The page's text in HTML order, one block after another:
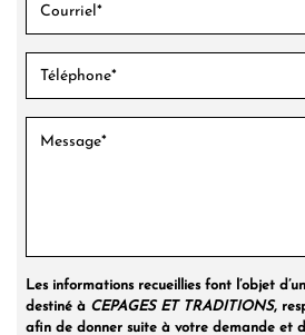
Les informations recueillies font l’objet
destiné à CEPAGES ET TRADITIONS,
afin de donner suite à votre demande et